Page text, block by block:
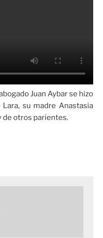
Juan Aybar se hizo
su madre Anastasia
de otros parientes.